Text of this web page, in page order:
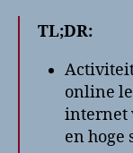
TL;DR:
online
internet
en hoge